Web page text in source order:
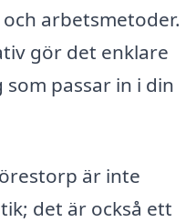
arbetsmetoder.
gör det enklare
passar in i din
är inte
det är också ett